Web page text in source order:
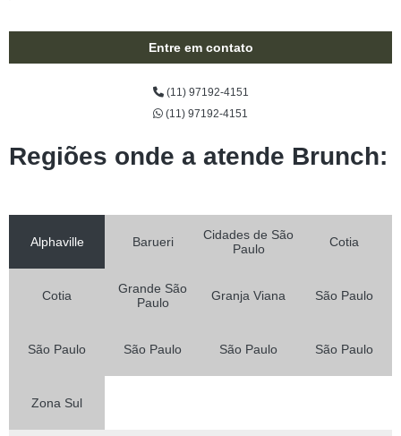
Entre em contato
(11) 97192-4151
(11) 97192-4151
Regiões onde a atende Brunch:
Alphaville Barueri
Cidades de São
Paulo
Cotia
Cotia
Grande São
Paulo
Granja Viana São Paulo
São Paulo São Paulo São Paulo São Paulo
Zona Sul